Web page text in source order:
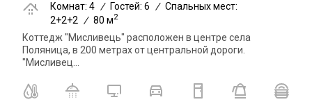
Комнат: 4 / Гостей: 6 / Спальных мест:
2+2+2
/ 80 м2
Коттедж "Мисливець" расположен в центре села
Поляница, в 200 метрах от центральной дороги.
"Мисливец...